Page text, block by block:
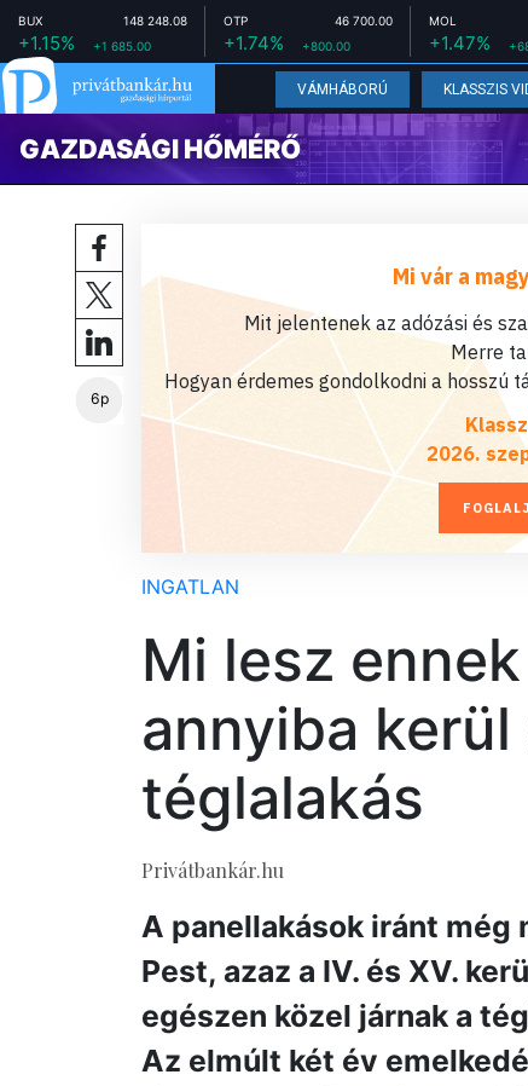
BUX 148 248.08
+1.15% +1 685.00
OTP 46 700.00
+1.74% +800.00
MOL
+1.47%
VÁMHÁBORÚ KLASSZIS
GAZDASÁGI HŐMÉRŐ
6p
Mi vár a
Mit jelentenek az adózási és
Merre
Hogyan érdemes gondolkodni a
2026.
INGATLAN
Mi lesz
annyiba
téglalakás
Privátbankár.hu
A panellakások iránt még
Pest, azaz a IV. és XV.
egészen közel járnak a
Az elmúlt két év